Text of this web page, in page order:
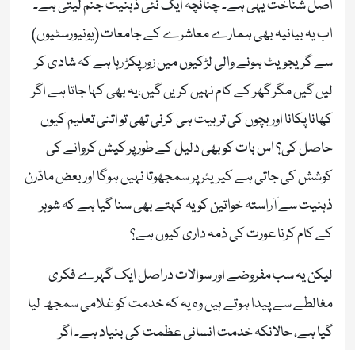
اصل شناخت یہی ہے۔ چنانچہ ایک نئی ذہنیت جنم لیتی ہے۔
اب یہ بیانیہ بھی ہمارے معاشرے کے جامعات (یونیورسٹیوں)
سے گریجویٹ ہونے والی لڑکیوں میں زور پکڑ رہا ہے کہ شادی کر
لیں گیں مگر گھر کے کام نہیں کریں گیں،یہ بھی کہا جاتا ہے اگر
کھانا پکانا اور بچوں کی تربیت ہی کرنی تھی تو اتنی تعلیم کیوں
حاصل کی؟ اس بات کو بھی دلیل کے طور پر کیش کروانے کی
کوشش کی جاتی ہے کیریئر پر سمجھوتا نہیں ہوگا اور بعض ماڈرن
ذہنیت سے آراستہ خواتین کو یہ کہتے بھی سنا گیا ہے کہ شوہر
کے کام کرنا عورت کی ذمہ داری کیوں ہے؟
لیکن یہ سب مفروضے اور سوالات دراصل ایک گہرے فکری
مغالطے سے پیدا ہوتے ہیں وہ یہ کہ خدمت کو غلامی سمجھ لیا
گیا ہے، حالانکہ خدمت انسانی عظمت کی بنیاد ہے۔ اگر